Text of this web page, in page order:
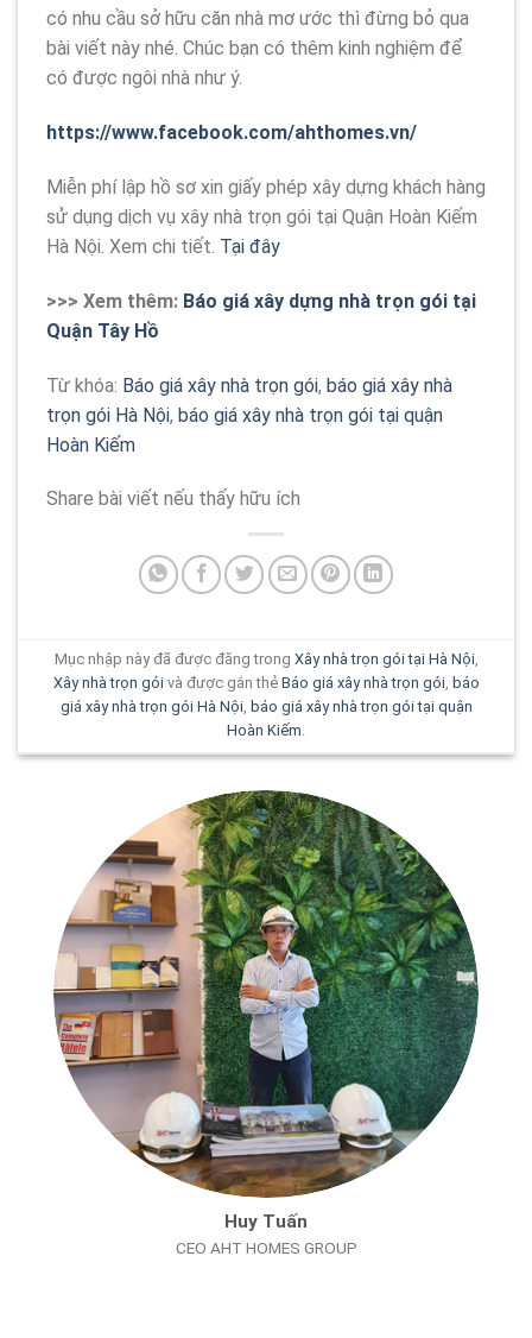
có nhu cầu sở hữu căn nhà mơ ước thì đừng bỏ qua
bài viết này nhé. Chúc bạn có thêm kinh nghiệm để
có được ngôi nhà như ý.
https://www.facebook.com/ahthomes.vn/
Miễn phí lập hồ sơ xin giấy phép xây dựng khách hàng
sử dụng dịch vụ xây nhà trọn gói tại Quận Hoàn Kiếm
Hà Nội. Xem chi tiết. Tại đây
>>> Xem thêm: Báo giá xây dựng nhà trọn gói tại
Quận Tây Hồ
Từ khóa: Báo giá xây nhà trọn gói, báo giá xây nhà
trọn gói Hà Nội, báo giá xây nhà trọn gói tại quận
Hoàn Kiếm
Share bài viết nếu thấy hữu ích
Mục nhập này đã được đăng trong Xây nhà trọn gói tại Hà Nội
Xây nhà trọn gói và được gắn thẻ Báo giá xây nhà trọn gói báo
giá xây nhà trọn gói Hà Nội báo giá xây nhà trọn gói tại quận
Hoàn Kiếm
Huy Tuấn
CEO AHT HOMES GROUP